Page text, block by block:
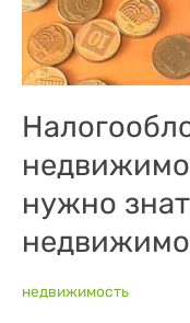
нужно
недвижимость
покупкой
недвижимости